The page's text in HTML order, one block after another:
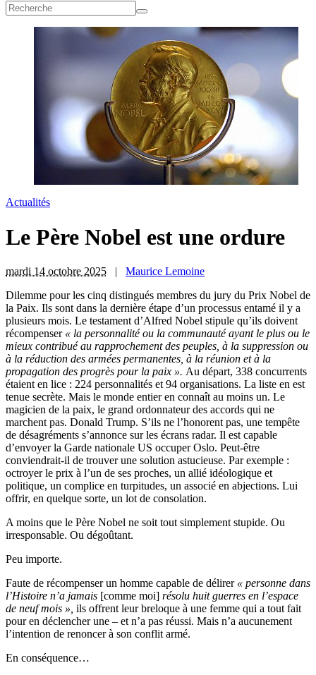
Actualités
Le Père Nobel est une ordure
mardi 14 octobre 2025 | Maurice Lemoine
Dilemme pour les cinq distingués membres du jury du Prix Nobel de
la Paix. Ils sont dans la dernière étape d’un processus entamé il y a
plusieurs mois. Le testament d’Alfred Nobel stipule qu’ils doivent
récompenser « la personnalité ou la communauté ayant le plus ou le
mieux contribué au rapprochement des peuples, à la suppression ou
à la réduction des armées permanentes, à la réunion et à la
propagation des progrès pour la paix ». Au départ, 338 concurrents
étaient en lice : 224 personnalités et 94 organisations. La liste en est
tenue secrète. Mais le monde entier en connaît au moins un. Le
magicien de la paix, le grand ordonnateur des accords qui ne
marchent pas. Donald Trump. S’ils ne l’honorent pas, une tempête
de désagréments s’annonce sur les écrans radar. Il est capable
d’envoyer la Garde nationale US occuper Oslo. Peut-être
conviendrait-il de trouver une solution astucieuse. Par exemple :
octroyer le prix à l’un de ses proches, un allié idéologique et
politique, un complice en turpitudes, un associé en abjections. Lui
offrir, en quelque sorte, un lot de consolation.
A moins que le Père Nobel ne soit tout simplement stupide. Ou
irresponsable. Ou dégoûtant.
Peu importe.
Faute de récompenser un homme capable de délirer « personne dans
l’Histoire n’a jamais [comme moi] résolu huit guerres en l’espace
de neuf mois », ils offrent leur breloque à une femme qui a tout fait
pour en déclencher une – et n’a pas réussi. Mais n’a aucunement
l’intention de renoncer à son conflit armé.
En conséquence…